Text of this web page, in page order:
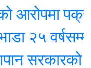
वर्षसम्म
सरकारको